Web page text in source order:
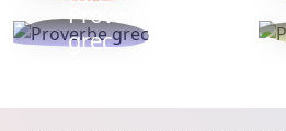
Proverbe
grec